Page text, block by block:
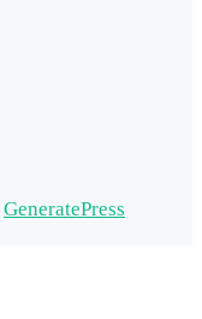
GeneratePress